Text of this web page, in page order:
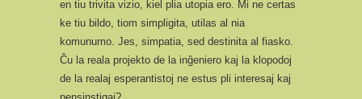
en tiu trivita vizio, kiel plia utopia ero. Mi ne certas
ke tiu bildo, tiom simpligita, utilas al nia
komunumo. Jes, simpatia, sed destinita al fiasko.
Ĉu la reala projekto de la inĝeniero kaj la klopodoj
de la realaj esperantistoj ne estus pli interesaj kaj